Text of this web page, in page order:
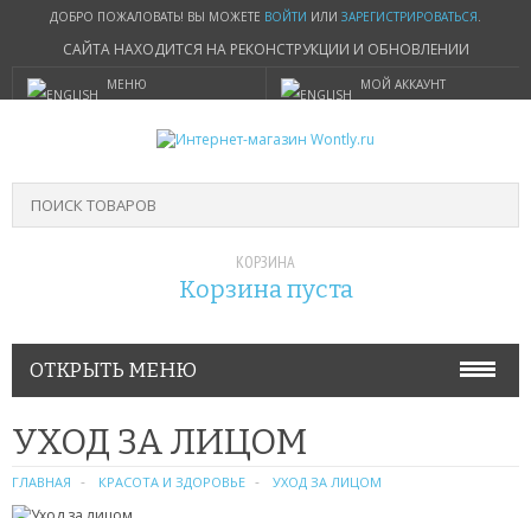
ДОБРО ПОЖАЛОВАТЬ! ВЫ МОЖЕТЕ ВОЙТИ ИЛИ ЗАРЕГИСТРИРОВАТЬСЯ.
САЙТА НАХОДИТСЯ НА РЕКОНСТРУКЦИИ И ОБНОВЛЕНИИ
МЕНЮ МОЙ АККАУНТ
КОРЗИНА
Корзина пуста
ОТКРЫТЬ МЕНЮ
КРАСОТА И ЗДОРОВЬЕ
УХОД ЗА ВОЛОСАМИ
УХОД ЗА ЛИЦОМ
ГЛАВНАЯ КРАСОТА И ЗДОРОВЬЕ УХОД ЗА ЛИЦОМ